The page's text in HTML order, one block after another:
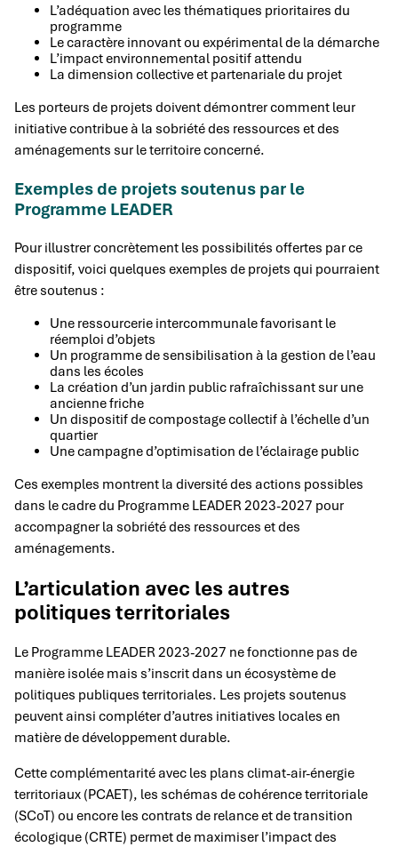
L’adéquation avec les thématiques prioritaires du
programme
Le caractère innovant ou expérimental de la démarche
L’impact environnemental positif attendu
La dimension collective et partenariale du projet
Les porteurs de projets doivent démontrer comment leur
initiative contribue à la sobriété des ressources et des
aménagements sur le territoire concerné.
Exemples de projets soutenus par le
Programme LEADER
Pour illustrer concrètement les possibilités offertes par ce
dispositif, voici quelques exemples de projets qui pourraient
être soutenus :
Une ressourcerie intercommunale favorisant le
réemploi d’objets
Un programme de sensibilisation à la gestion de l’eau
dans les écoles
La création d’un jardin public rafraîchissant sur une
ancienne friche
Un dispositif de compostage collectif à l’échelle d’un
quartier
Une campagne d’optimisation de l’éclairage public
Ces exemples montrent la diversité des actions possibles
dans le cadre du Programme LEADER 2023-2027 pour
accompagner la sobriété des ressources et des
aménagements.
L’articulation avec les autres
politiques territoriales
Le Programme LEADER 2023-2027 ne fonctionne pas de
manière isolée mais s’inscrit dans un écosystème de
politiques publiques territoriales. Les projets soutenus
peuvent ainsi compléter d’autres initiatives locales en
matière de développement durable.
Cette complémentarité avec les plans climat-air-énergie
territoriaux (PCAET), les schémas de cohérence territoriale
(SCoT) ou encore les contrats de relance et de transition
écologique (CRTE) permet de maximiser l’impact des